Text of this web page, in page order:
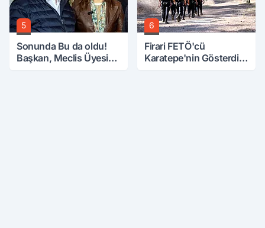
5
Sonunda Bu da oldu!
Başkan, Meclis Üyesini
6
Firari FETÖ'cü
Karatepe'nin Gösterdiği